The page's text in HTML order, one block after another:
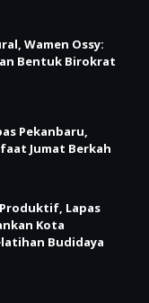
Wamen Ossy:
Bentuk Birokrat
Pekanbaru,
Jumat Berkah
Lapas
Kota
Budidaya